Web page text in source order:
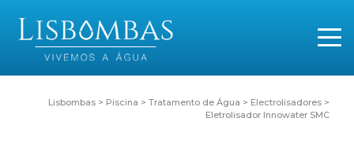
Lisbombas > Piscina > Tratamento de Água > Electrolisadores >
Eletrolisador Innowater SMC